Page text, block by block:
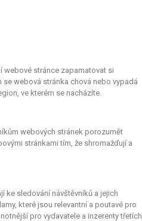
webové stránce zapamatovat si
webová stránka chová nebo vypadá
ve kterém se nacházíte.
webových stránek porozumět
stránkami tím, že shromažďují a
ke sledování návštěvníků a jejich
které jsou relevantní a poutavé pro
pro vydavatele a inzerenty třetích